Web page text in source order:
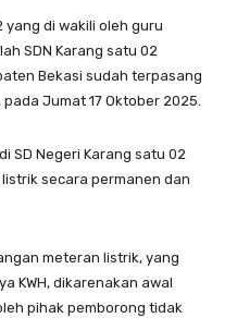
yang di wakili oleh guru
SDN Karang satu 02
Bekasi sudah terpasang
Jumat 17 Oktober 2025.
SD Negeri Karang satu 02
secara permanen dan
meteran listrik, yang
KWH, dikarenakan awal
pihak pemborong tidak